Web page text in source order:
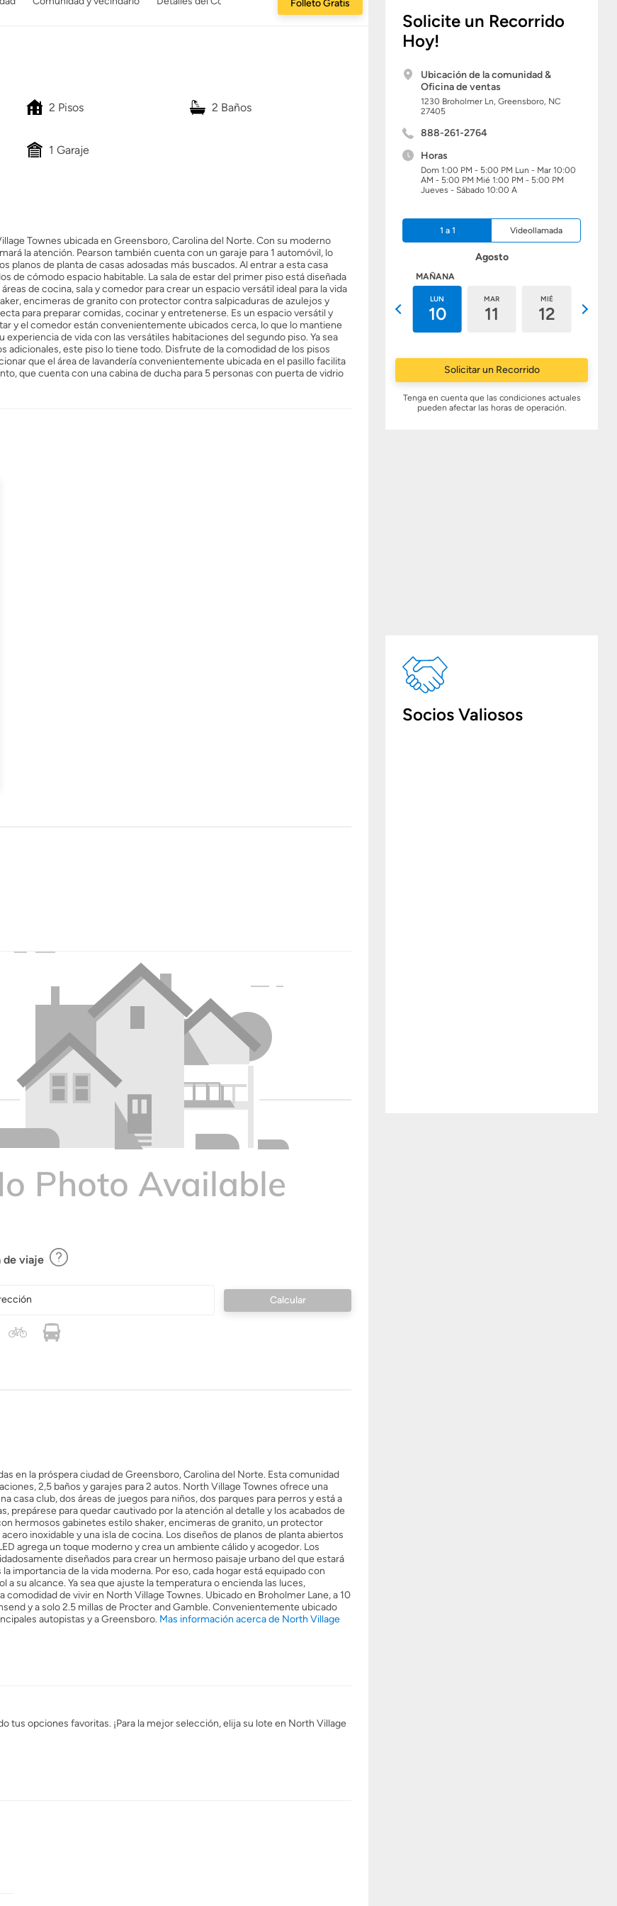
Solicite un Recorrido
Hoy!
Ubicación de la comunidad &
Oficina de ventas
1230 Broholmer Ln, Greensboro, NC
27405
888-261-2764
Horas
Dom 1:00 PM - 5:00 PM Lun - Mar 10:00
AM - 5:00 PM Mié 1:00 PM - 5:00 PM
Jueves - Sábado 10:00 A
1 a 1 Videollamada
Agosto
MAÑANA
LUN
10
MAR
11
MIÉ
12
Solicitar un Recorrido
Tenga en cuenta que las condiciones actuales
pueden afectar las horas de operación.
Socios Valiosos
Folleto Gratis
2 Pisos 2 Baños
1 Garaje
Townes ubicada en Greensboro, Carolina del Norte. Con su moderno
la atención. Pearson también cuenta con un garaje para 1 automóvil, lo
de planta de casas adosadas más buscados. Al entrar a esta casa
de cómodo espacio habitable. La sala de estar del primer piso está diseñada
de cocina, sala y comedor para crear un espacio versátil ideal para la vida
encimeras de granito con protector contra salpicaduras de azulejos y
para preparar comidas, cocinar y entretenerse. Es un espacio versátil y
y el comedor están convenientemente ubicados cerca, lo que lo mantiene
de vida con las versátiles habitaciones del segundo piso. Ya sea
este piso lo tiene todo. Disfrute de la comodidad de los pisos
que el área de lavandería convenientemente ubicada en el pasillo facilita
que cuenta con una cabina de ducha para 5 personas con puerta de vidrio
de viaje
en la próspera ciudad de Greensboro, Carolina del Norte. Esta comunidad
2,5 baños y garajes para 2 autos. North Village Townes ofrece una
casa club, dos áreas de juegos para niños, dos parques para perros y está a
prepárese para quedar cautivado por la atención al detalle y los acabados de
hermosos gabinetes estilo shaker, encimeras de granito, un protector
inoxidable y una isla de cocina. Los diseños de planos de planta abiertos
agrega un toque moderno y crea un ambiente cálido y acogedor. Los
diseñados para crear un hermoso paisaje urbano del que estará
importancia de la vida moderna. Por eso, cada hogar está equipado con
su alcance. Ya sea que ajuste la temperatura o encienda las luces,
de vivir en North Village Townes. Ubicado en Broholmer Lane, a 10
y a solo 2.5 millas de Procter and Gamble. Convenientemente ubicado
autopistas y a Greensboro. Mas información acerca de North Village
tus opciones favoritas. ¡Para la mejor selección, elija su lote en North Village